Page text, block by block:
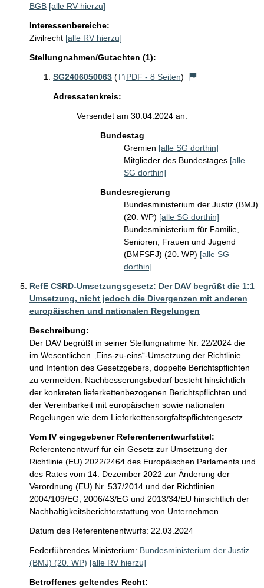
BGB [alle RV hierzu]
Interessenbereiche:
Zivilrecht [alle RV hierzu]
Stellungnahmen/Gutachten (1):
SG2406050063 ( PDF - 8 Seiten)
Adressatenkreis:
Versendet am 30.04.2024 an:
Bundestag
Gremien [alle SG dorthin]
Mitglieder des Bundestages [alle
SG dorthin]
Bundesregierung
Bundesministerium der Justiz (BMJ)
(20. WP) [alle SG dorthin]
Bundesministerium für Familie,
Senioren, Frauen und Jugend
(BMFSFJ) (20. WP) [alle SG
dorthin]
RefE CSRD-Umsetzungsgesetz: Der DAV begrüßt die 1:1
Umsetzung, nicht jedoch die Divergenzen mit anderen
europäischen und nationalen Regelungen
Beschreibung:
Der DAV begrüßt in seiner Stellungnahme Nr. 22/2024 die
im Wesentlichen „Eins-zu-eins“-Umsetzung der Richtlinie
und Intention des Gesetzgebers, doppelte Berichtspflichten
zu vermeiden. Nachbesserungsbedarf besteht hinsichtlich
der konkreten lieferkettenbezogenen Berichtspflichten und
der Vereinbarkeit mit europäischen sowie nationalen
Regelungen wie dem Lieferkettensorgfaltspflichtengesetz.
Vom IV eingegebener Referentenentwurfstitel:
Referentenentwurf für ein Gesetz zur Umsetzung der
Richtlinie (EU) 2022/2464 des Europäischen Parlaments und
des Rates vom 14. Dezember 2022 zur Änderung der
Verordnung (EU) Nr. 537/2014 und der Richtlinien
2004/109/EG, 2006/43/EG und 2013/34/EU hinsichtlich der
Nachhaltigkeitsberichterstattung von Unternehmen
Datum des Referentenentwurfs: 22.03.2024
Federführendes Ministerium: Bundesministerium der Justiz
(BMJ) (20. WP) [alle RV hierzu]
Betroffenes geltendes Recht: